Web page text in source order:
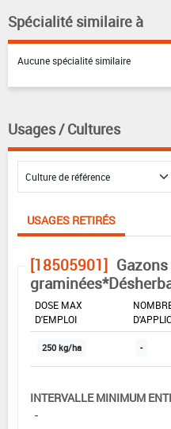
Spécialité similaire à
Aucune spécialité similaire
Usages / Cultures
USAGES RETIRÉS
[18505901]
DOSE MAX
D'EMPLOI
250 kg/ha -
INTERVALLE MINIMUM
-